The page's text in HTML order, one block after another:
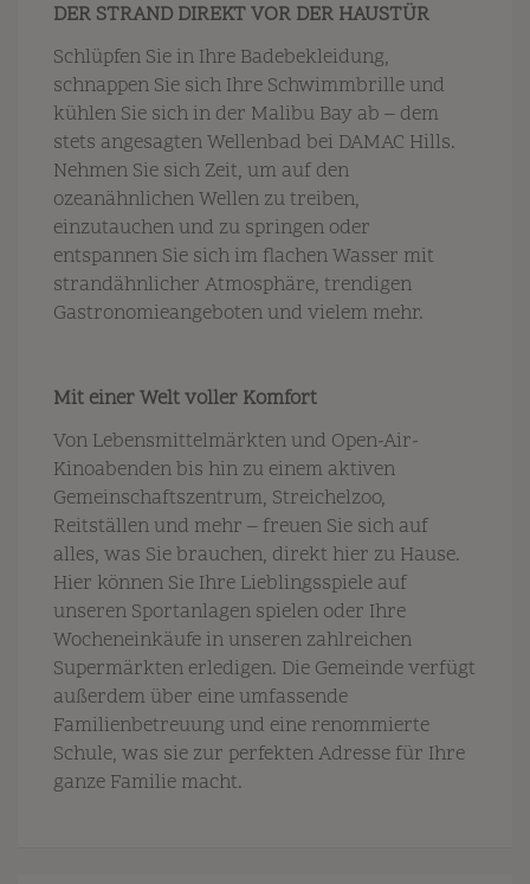
DER STRAND DIREKT VOR DER HAUSTÜR
Schlüpfen Sie in Ihre Badebekleidung,
schnappen Sie sich Ihre Schwimmbrille und
kühlen Sie sich in der Malibu Bay ab – dem
stets angesagten Wellenbad bei DAMAC Hills.
Nehmen Sie sich Zeit, um auf den
ozeanähnlichen Wellen zu treiben,
einzutauchen und zu springen oder
entspannen Sie sich im flachen Wasser mit
strandähnlicher Atmosphäre, trendigen
Gastronomieangeboten und vielem mehr.
Mit einer Welt voller Komfort
Von Lebensmittelmärkten und Open-Air-
Kinoabenden bis hin zu einem aktiven
Gemeinschaftszentrum, Streichelzoo,
Reitställen und mehr – freuen Sie sich auf
alles, was Sie brauchen, direkt hier zu Hause.
Hier können Sie Ihre Lieblingsspiele auf
unseren Sportanlagen spielen oder Ihre
Wocheneinkäufe in unseren zahlreichen
Supermärkten erledigen. Die Gemeinde verfügt
außerdem über eine umfassende
Familienbetreuung und eine renommierte
Schule, was sie zur perfekten Adresse für Ihre
ganze Familie macht.